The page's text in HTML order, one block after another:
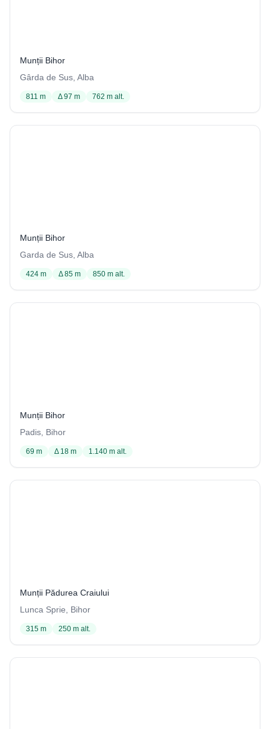
Munții Bihor
Gârda de Sus, Alba
811 m Δ 97 m 762 m alt.
Munții Bihor
Garda de Sus, Alba
424 m Δ 85 m 850 m alt.
Munții Bihor
Padis, Bihor
69 m Δ 18 m 1.140 m alt.
Munții Pădurea Craiului
Lunca Sprie, Bihor
315 m 250 m alt.